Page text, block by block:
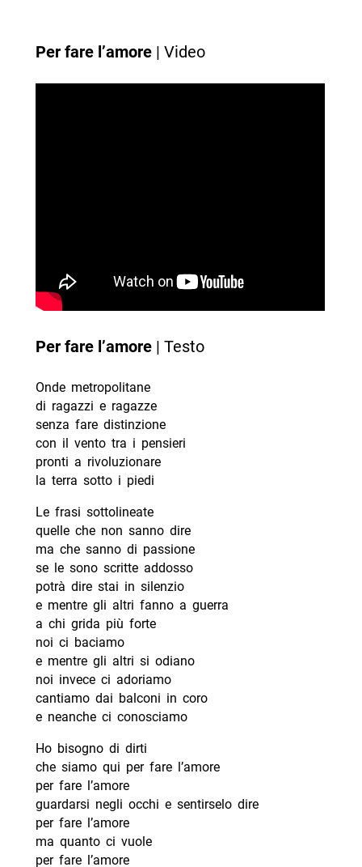
Per fare l’amore| Video
Per fare l’amore| Testo
Onde metropolitane
di ragazzi e ragazze
senza fare distinzione
con il vento tra i pensieri
pronti a rivoluzionare
la terra sotto i piedi
Le frasi sottolineate
quelle che non sanno dire
ma che sanno di passione
se le sono scritte addosso
potrà dire stai in silenzio
e mentre gli altri fanno a guerra
a chi grida più forte
noi ci baciamo
e mentre gli altri si odiano
noi invece ci adoriamo
cantiamo dai balconi in coro
e neanche ci conosciamo
Ho bisogno di dirti
che siamo qui per fare l’amore
per fare l’amore
guardarsi negli occhi e sentirselo dire
per fare l’amore
ma quanto ci vuole
per fare l’amore